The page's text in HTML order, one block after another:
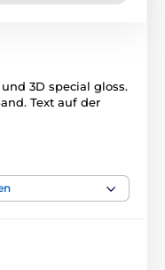
3D special gloss.
Text auf der